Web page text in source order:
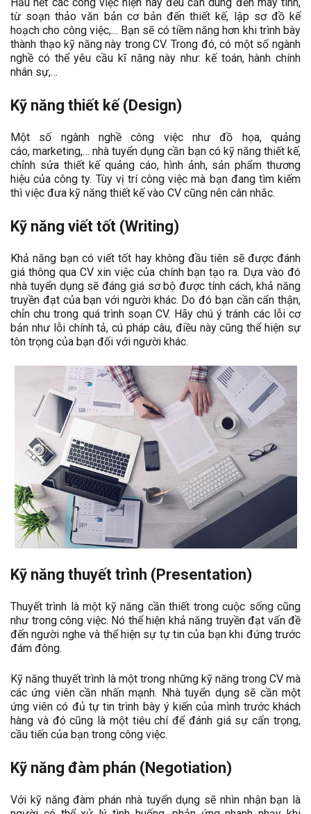
từ soạn thảo văn bản cơ bản đến thiết kế, lập sơ đồ kế
hoạch cho công việc,… Bạn sẽ có tiềm năng hơn khi trình bày
thành thạo kỹ năng này trong CV. Trong đó, có một số ngành
nghề có thể yêu cầu kĩ năng này như: kế toán, hành chính
nhân sự,…
Kỹ năng thiết kế (Design)
Một số ngành nghề công việc như đồ họa, quảng
cáo, marketing,… nhà tuyển dụng cần bạn có kỹ năng thiết kế,
chỉnh sửa thiết kế quảng cáo, hình ảnh, sản phẩm thương
hiệu của công ty. Tùy vị trí công việc mà bạn đang tìm kiếm
thì việc đưa kỹ năng thiết kế vào CV cũng nên cân nhắc.
Kỹ năng viết tốt (Writing)
Khả năng bạn có viết tốt hay không đầu tiên sẽ được đánh
giá thông qua CV xin việc của chính bạn tạo ra. Dựa vào đó
nhà tuyển dụng sẽ đáng giá sơ bộ được tính cách, khả năng
truyền đạt của bạn với người khác. Do đó bạn cần cẩn thận,
chỉn chu trong quá trình soạn CV. Hãy chú ý tránh các lỗi cơ
bản như lỗi chính tả, cú pháp câu, điều này cũng thể hiện sự
tôn trọng của bạn đối với người khác.
Kỹ năng thuyết trình (Presentation)
Thuyết trình là một kỹ năng cần thiết trong cuộc sống cũng
như trong công việc. Nó thể hiện khả năng truyền đạt vấn đề
đến người nghe và thể hiện sự tự tin của bạn khi đứng trước
đám đông.
Kỹ năng thuyết trình là một trong những kỹ năng trong CV mà
các ứng viên cần nhấn mạnh. Nhà tuyển dụng sẽ cần một
ứng viên có đủ tự tin trình bày ý kiến của mình trước khách
hàng và đó cũng là một tiêu chí để đánh giá sự cẩn trọng,
cầu tiến của bạn trong công việc.
Kỹ năng đàm phán (Negotiation)
Với kỹ năng đàm phán nhà tuyển dụng sẽ nhìn nhận bạn là